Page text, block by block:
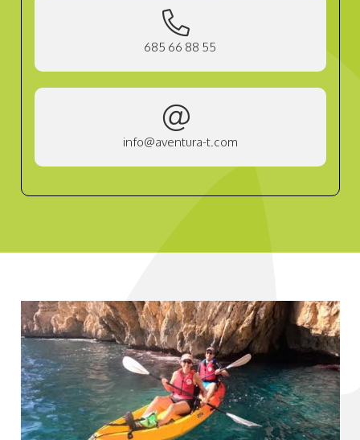
685 66 88 55
info@aventura-t.com